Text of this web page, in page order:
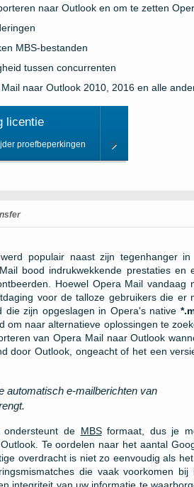
naar Outlooken om te zetten
MBS-bestanden
tussen concurrenten
naar Outlook 2010, 2016 en alle
licentie
proefbeperkingen
populair naast zijn tegenhanger
bood indrukwekkende prestaties en
Hoewel Opera Mail vandaag
voor de talloze gebruikers die er
zijn opgeslagen in Opera's native
naar alternatieve oplossingen te
van Opera Mail naar Outlook
door Outlook, ongeacht of het een
automatisch e-mailberichten van
de MBSformaat, dus je
Te oordelen naar het aantal
overdracht is niet zo eenvoudig als
die vaak voorkomen bij